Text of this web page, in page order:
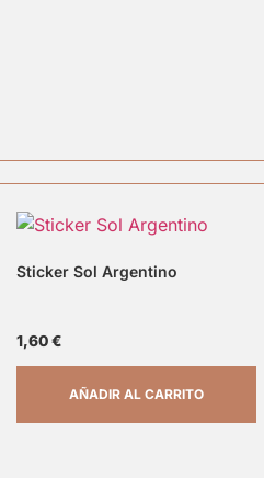
Sticker Sol Argentino
1,60€
AÑADIR AL CARRITO